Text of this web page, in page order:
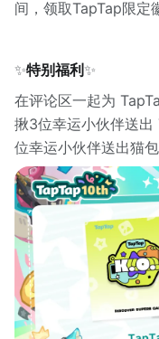
间，领取TapTap限定
✨特别福利✨
在评论区⼀起为
揪3位幸运小伙伴送出
位幸运小伙伴送出猫